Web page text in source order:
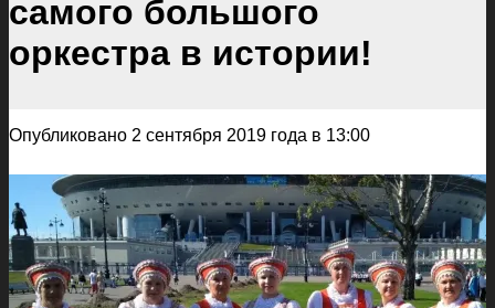
самого большого
оркестра в истории!
Опубликовано 2 сентября 2019 года в 13:00